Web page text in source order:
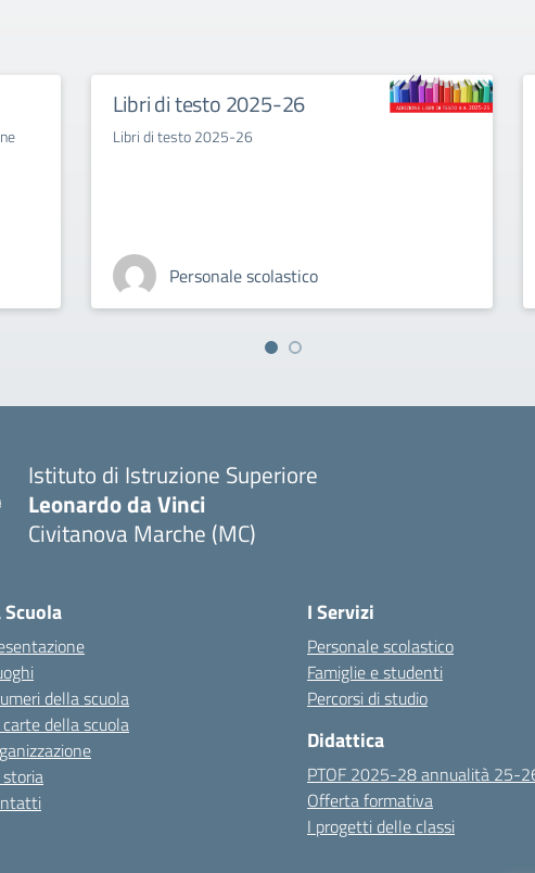
Libri di testo 2025-26
Libri di testo 2025-26
Personale scolastico
Istituto di Istruzione Superiore
Leonardo da Vinci
Civitanova Marche (MC)
Scuola
della scuola
carte della scuola
I Servizi
Personale scolastico
Famiglie e studenti
Percorsi di studio
Didattica
PTOF 2025-28 annualità 25-
Offerta formativa
I progetti delle classi